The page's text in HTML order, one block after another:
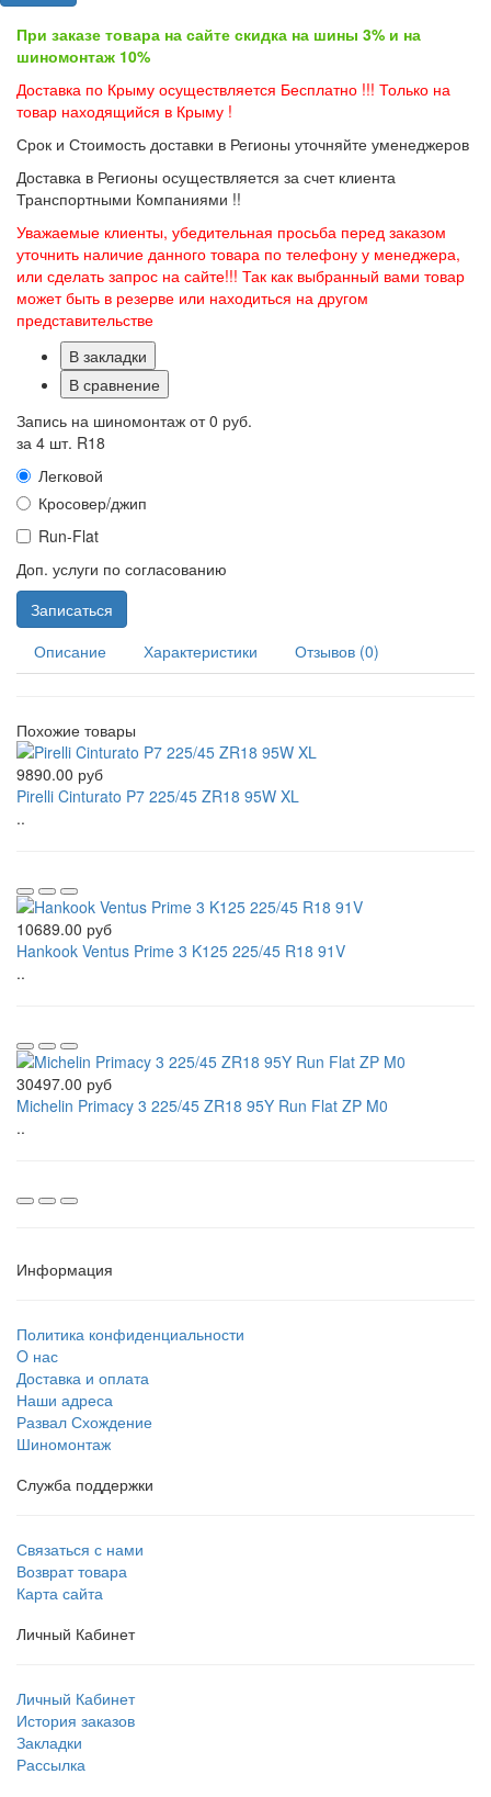
При заказе товара на сайте скидка на шины 3% и на
шиномонтаж 10%
Доставка по Крыму осуществляется Бесплатно !!! Только на
товар находящийся в Крыму !
Срок и Стоимость доставки в Регионы уточняйте уменеджеров
Доставка в Регионы осуществляется за счет клиента
Транспортными Компаниями !!
Уважаемые клиенты, убедительная просьба перед заказом
уточнить наличие данного товара по телефону у менеджера,
или сделать запрос на сайте!!! Так как выбранный вами товар
может быть в резерве или находиться на другом
представительстве
В закладки
В сравнение
Запись на шиномонтаж от0 руб.
за 4 шт. R18
Легковой
Кросовер/джип
Run-Flat
Доп. услуги по согласованию
Записаться
Описание
Характеристики Отзывов (0)
Похожие товары
9890.00 руб
Pirelli Cinturato P7 225/45 ZR18 95W XL
..
10689.00 руб
Hankook Ventus Prime 3 K125 225/45 R18 91V
..
30497.00 руб
Michelin Primacy 3 225/45 ZR18 95Y Run Flat ZP M0
..
Информация
Политика конфиденциальности
O нас
Доставка и оплата
Наши адреса
Развал Схождение
Шиномонтаж
Служба поддержки
Связаться с нами
Возврат товара
Карта сайта
Личный Кабинет
Личный Кабинет
История заказов
Закладки
Рассылка